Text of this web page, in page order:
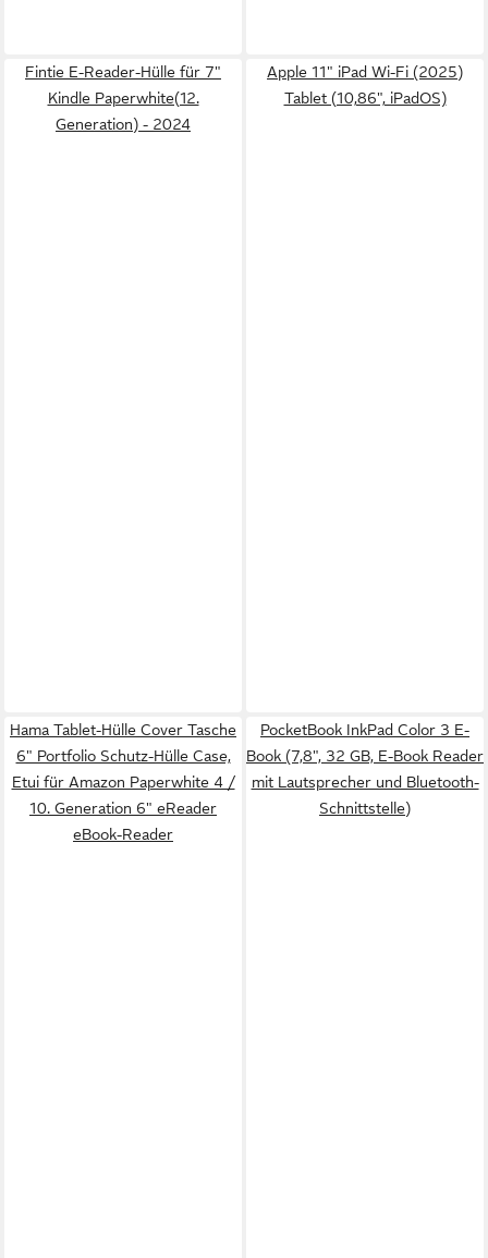
Fintie E-Reader-Hülle für 7"
Kindle Paperwhite(12.
Generation) - 2024
Apple 11" iPad Wi-Fi (2025)
Tablet (10,86", iPadOS)
Hama Tablet-Hülle Cover Tasche
6" Portfolio Schutz-Hülle Case,
Etui für Amazon Paperwhite 4 /
10. Generation 6" eReader
eBook-Reader
PocketBook InkPad Color 3 E-
Book (7,8", 32 GB, E-Book Reader
mit Lautsprecher und Bluetooth-
Schnittstelle)